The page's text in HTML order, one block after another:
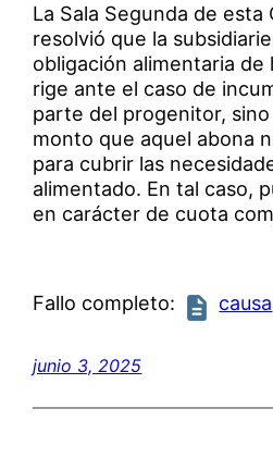
La Sala Segunda de esta
resolvió que la
obligación alimentaria de
rige ante el caso de
parte del progenitor,
monto que aquel abona
para cubrir las
alimentado. En tal caso,
en carácter de cuota
Fallo completo: causa
junio 3, 2025